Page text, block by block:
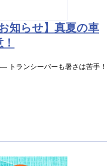
知らせ】真夏の車
トランシーバーも暑さは苦手！